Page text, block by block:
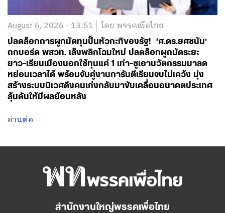
August 6, 2026 - 13:51 โดย พรรคเพื่อไทย
ปลดล็อกการผูกมัดทุนปั้นหัวกะทิของรัฐ! ‘ศ.ดร.ยศชนัน’
ถกบอร์ด พสวท. เล็งพลิกโฉมใหม่ ปลดล็อกผูกมัดระยะ
ยาว-เรียนเมืองนอกใช้ทุนแค่ 1 เท่า-ชูเอานวัตกรรมมาลด
หย่อนเวลาได้ พร้อมจับคู่งานการันตีเรียนจบไม่เคว้ง มุ่ง
สร้างระบบนิเวศดึงคนเก่งกลับมาขับเคลื่อนอนาคตประเทศ
ลุ้นดันให้มีผลย้อนหลัง
อ่านต่อ
สำนักงานใหญ่พรรคเพื่อไทย